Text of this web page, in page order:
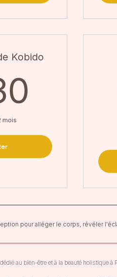
Kobido
mois
pour alléger le corps, révéler
au bien-être et à la beauté holistique à